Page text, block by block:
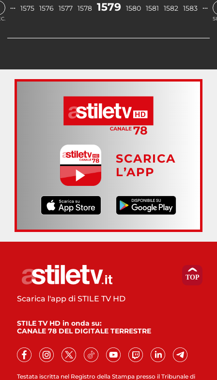
… 1575 1576 1577 1578 1579 1580 1581 1582 1583 …
SCARICA
L’APP
Testata iscritta nel Registro della Stampa presso il Tribunale di
Scarica l'app di STILE TV HD
STILE TV HD in onda su:
CANALE 78 DEL DIGITALE TERRESTRE